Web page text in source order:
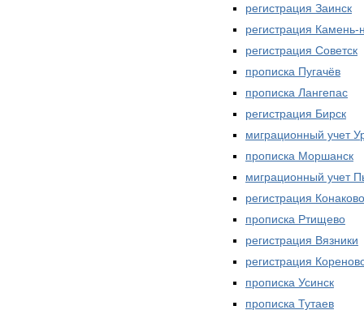
регистрация Заинск
регистрация
регистрация Советск
прописка Пугачёв
прописка Лангепас
регистрация Бирск
миграционный учет
прописка Моршанск
миграционный учет
регистрация Конаково
прописка Ртищево
регистрация Вязники
регистрация
прописка Усинск
прописка Тутаев